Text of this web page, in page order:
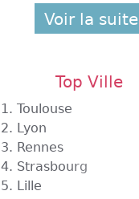
Voir la suite
Top Ville
1. Toulouse
2. Lyon
3. Rennes
4. Strasbourg
5. Lille